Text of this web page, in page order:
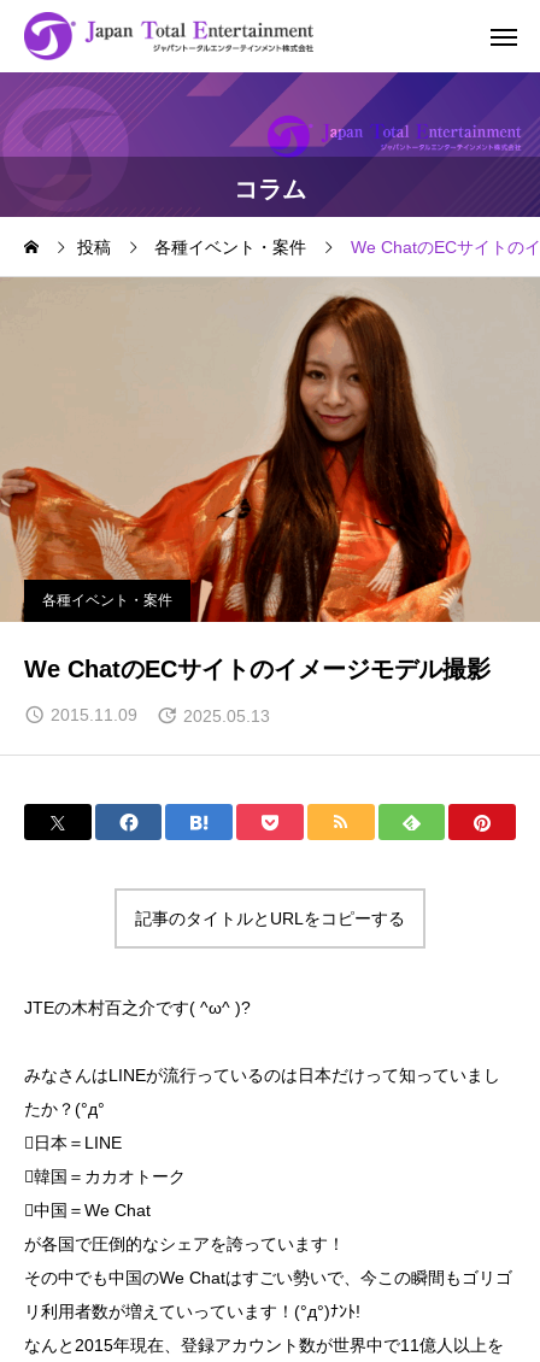
コラム
投稿 各種イベント・案件 We ChatのECサイトの
各種イベント・案件
We ChatのECサイトのイメージモデル撮影
2015.11.09 2025.05.13
記事のタイトルとURLをコピーする
JTEの木村百之介です( ^ω^ )?
みなさんはLINEが流行っているのは日本だけって知っていまし
たか？(°д°
日本＝LINE
韓国＝カカオトーク
中国＝We Chat
が各国で圧倒的なシェアを誇っています！
その中でも中国のWe Chatはすごい勢いで、今この瞬間もゴリゴ
リ利用者数が増えていっています！(°д°)ﾅﾝﾄ!
なんと2015年現在、登録アカウント数が世界中で11億人以上を